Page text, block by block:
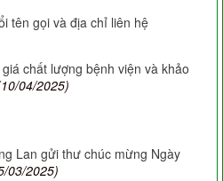
tên gọi và địa chỉ liên hệ
chất lượng bệnh viện và khảo
04/2025)
Lan gửi thư chúc mừng Ngày
03/2025)